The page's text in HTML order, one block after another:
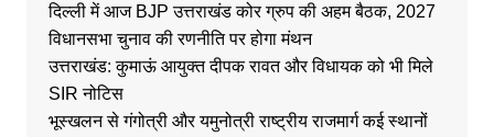
दिल्ली में आज BJP उत्तराखंड कोर ग्रुप की अहम बैठक, 2027
विधानसभा चुनाव की रणनीति पर होगा मंथन
उत्तराखंड: कुमाऊं आयुक्त दीपक रावत और विधायक को भी मिले
SIR नोटिस
भूस्खलन से गंगोत्री और यमुनोत्री राष्ट्रीय राजमार्ग कई स्थानों